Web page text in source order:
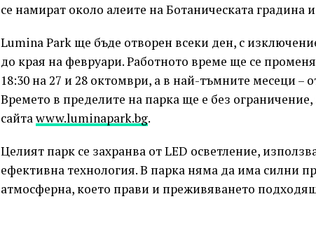
се намират около алеите на Ботаническата градина
Lumina Park ще бъде отворен всеки ден, с
до края на февруари. Работното време ще се
18:30 на 27 и 28 октомври, а в най-тъмните месеци –
Времето в пределите на парка ще е без
сайтаwww.luminapark.bg.
Целият парк се захранва от LED осветление,
ефективна технология. В парка няма да има силни
атмосферна, което прави и преживяването